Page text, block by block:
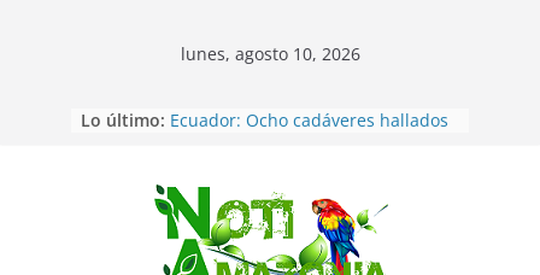
lunes, agosto 10, 2026
Lo último: Ecuador: Ocho cadáveres hallados
atrajo a miles de personas en la
edición 2026 (video)
Pastaza: Fiscal no emite cargos
contra hombre de 50años que